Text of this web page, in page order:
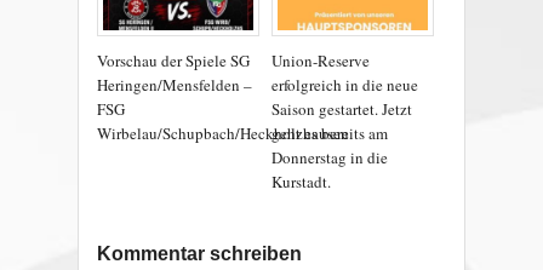
Vorschau der Spiele SG
Heringen/Mensfelden –
FSG
Wirbelau/Schupbach/Heckholzhausen
Union-Reserve
erfolgreich in die neue
Saison gestartet. Jetzt
geht es bereits am
Donnerstag in die
Kurstadt.
Kommentar schreiben